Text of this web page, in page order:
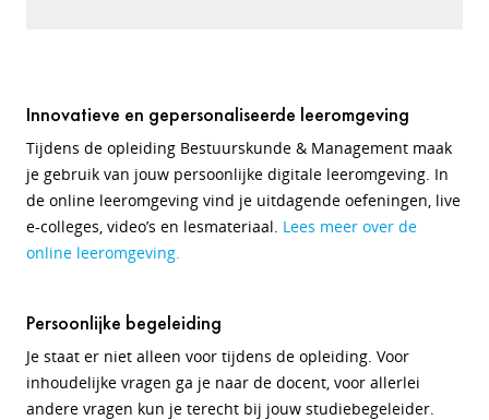
Innovatieve en gepersonaliseerde leeromgeving
Tijdens de opleiding Bestuurskunde & Management maak
je gebruik van jouw persoonlijke digitale leeromgeving. In
de online leeromgeving vind je uitdagende oefeningen, live
e-colleges, video’s en lesmateriaal. Lees meer over de
online leeromgeving.
Persoonlijke begeleiding
Je staat er niet alleen voor tijdens de opleiding. Voor
inhoudelijke vragen ga je naar de docent, voor allerlei
andere vragen kun je terecht bij jouw studiebegeleider.